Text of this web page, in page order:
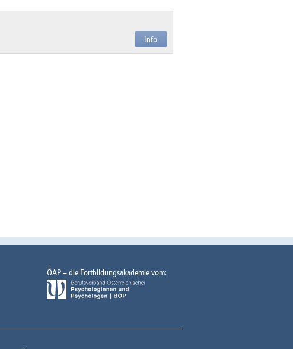
Info
ÖAP – die Fortbildungsakademie vom: